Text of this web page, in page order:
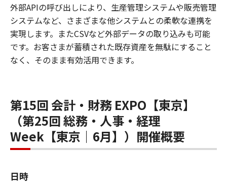
外部APIの呼び出しにより、生産管理システムや販売管理
システムなど、さまざまな他システムとの柔軟な連携を
実現します。またCSVなど外部データの取り込みも可能
です。お客さまが蓄積された既存資産を無駄にすること
なく、そのまま有効活用できます。
第15回 会計・財務 EXPO【東京】
（第25回 総務・人事・経理
Week【東京｜6月】）開催概要
日時